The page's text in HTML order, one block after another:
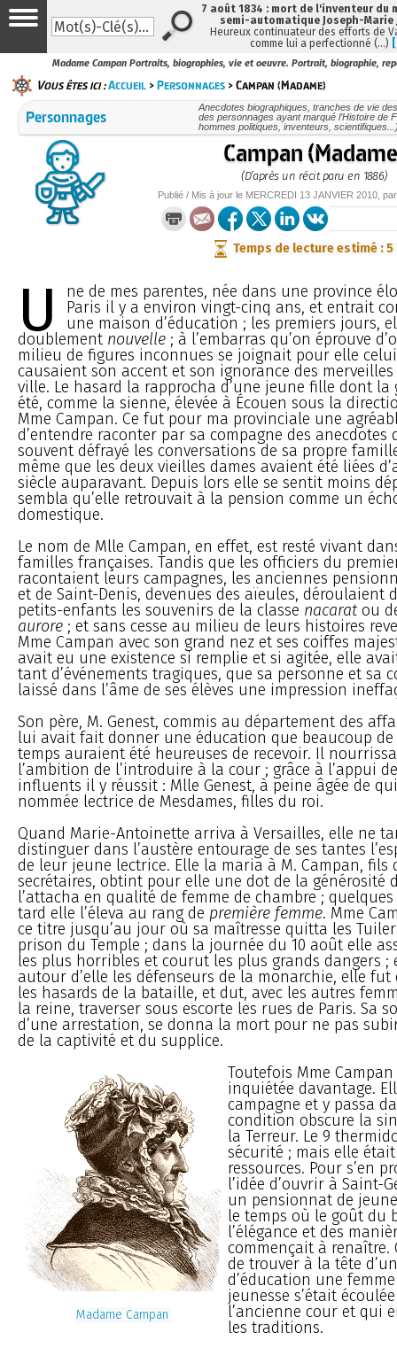
Madame Campan Portraits, biographies, vie et oeuvre. Portrait, biographie,
Vous êtes ici :Accueil >Personnages > Campan (Madame)
Personnages
Anecdotes biographiques, tranches de vie
des personnages ayant marqué l’Histoire de
hommes politiques, inventeurs,
Campan
(D’après un récit paru en 1886)
Publié / Mis à jour le MERCREDI 13 JANVIER 2010 ,
Temps de lecture estimé : 5
U
ne de mes parentes, née dans une province
Paris il y a environ vingt-cinq ans, et entrait
une maison d’éducation ; les premiers jours,
doublement nouvelle ; à l’embarras qu’on éprouve
milieu de figures inconnues se joignait pour elle
causaient son accent et son ignorance des
ville. Le hasard la rapprocha d’une jeune fille dont la
été, comme la sienne, élevée à Écouen sous la
Mme Campan. Ce fut pour ma provinciale une
d’entendre raconter par sa compagne des anecdotes
souvent défrayé les conversations de sa propre
même que les deux vieilles dames avaient été liées
siècle auparavant. Depuis lors elle se sentit moins
sembla qu’elle retrouvait à la pension comme un
domestique.
Le nom de Mlle Campan, en effet, est resté vivant
familles françaises. Tandis que les officiers du
racontaient leurs campagnes, les anciennes
et de Saint-Denis, devenues des aïeules, déroulaient
petits-enfants les souvenirs de la classe nacarat ou
aurore ; et sans cesse au milieu de leurs histoires
Mme Campan avec son grand nez et ses coiffes
avait eu une existence si remplie et si agitée, elle
tant d’événements tragiques, que sa personne et sa
laissé dans l’âme de ses élèves une impression
Son père, M. Genest, commis au département des
lui avait fait donner une éducation que beaucoup de
temps auraient été heureuses de recevoir. Il
l’ambition de l’introduire à la cour ; grâce à l’appui
influents il y réussit : Mlle Genest, à peine âgée de
nommée lectrice de Mesdames, filles du roi.
Quand Marie-Antoinette arriva à Versailles, elle ne
distinguer dans l’austère entourage de ses tantes
de leur jeune lectrice. Elle la maria à M. Campan, fils
secrétaires, obtint pour elle une dot de la générosité
l’attacha en qualité de femme de chambre ;
tard elle l’éleva au rang de première femme. Mme
ce titre jusqu’au jour où sa maîtresse quitta les
prison du Temple ; dans la journée du 10 août elle
les plus horribles et courut les plus grands dangers ;
autour d’elle les défenseurs de la monarchie, elle fut
les hasards de la bataille, et dut, avec les autres
la reine, traverser sous escorte les rues de Paris. Sa
d’une arrestation, se donna la mort pour ne pas
de la captivité et du supplice.
Madame Campan
Toutefois Mme
inquiétée davantage.
campagne et y passa
condition obscure la
la Terreur. Le 9
sécurité ; mais elle
ressources. Pour s’en
l’idée d’ouvrir à Saint-
un pensionnat de
le temps où le goût du
l’élégance et des
commençait à renaître.
de trouver à la tête
d’éducation une
jeunesse s’était
l’ancienne cour et qui
les traditions.
7 août 1834 : mort de l'inventeur du
semi-automatique Joseph-Marie
Heureux continuateur des efforts de
comme lui a perfectionné (…)